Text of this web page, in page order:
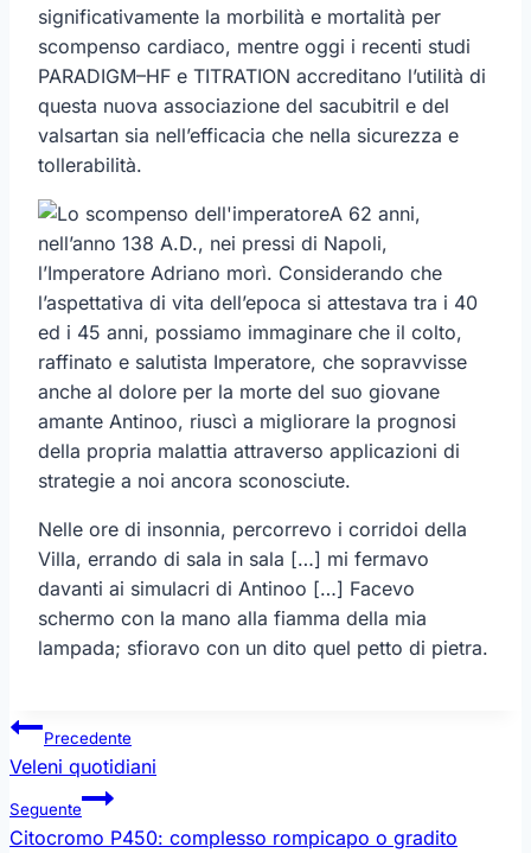
significativamente la morbilità e mortalità per
scompenso cardiaco, mentre oggi i recenti studi
PARADIGM–HF e TITRATION accreditano l’utilità di
questa nuova associazione del sacubitril e del
valsartan sia nell’efficacia che nella sicurezza e
tollerabilità.
A 62 anni,
nell’anno 138 A.D., nei pressi di Napoli,
l’Imperatore Adriano morì. Considerando che
l’aspettativa di vita dell’epoca si attestava tra i 40
ed i 45 anni, possiamo immaginare che il colto,
raffinato e salutista Imperatore, che sopravvisse
anche al dolore per la morte del suo giovane
amante Antinoo, riuscì a migliorare la prognosi
della propria malattia attraverso applicazioni di
strategie a noi ancora sconosciute.
Nelle ore di insonnia, percorrevo i corridoi della
Villa, errando di sala in sala […] mi fermavo
davanti ai simulacri di Antinoo […] Facevo
schermo con la mano alla fiamma della mia
lampada; sfioravo con un dito quel petto di pietra.
Navigazione
articoli
Precedente
Veleni quotidiani
Seguente
Citocromo P450: complesso rompicapo o gradito